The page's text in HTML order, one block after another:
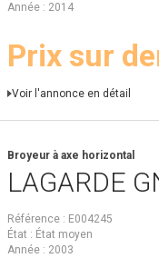
Année
2014
Prix sur
Voir l'annonce en détail
LAGARDE
Broyeur à axe horizontal
Référence
E004245
État
État moyen
Année
2003